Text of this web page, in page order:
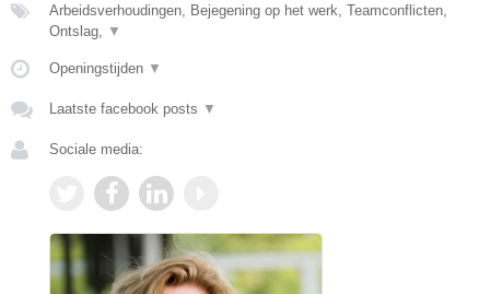
Arbeidsverhoudingen, Bejegening op het werk, Teamconflicten,
Ontslag,
▼
Openingstijden ▼
Laatste facebook posts ▼
Sociale media: